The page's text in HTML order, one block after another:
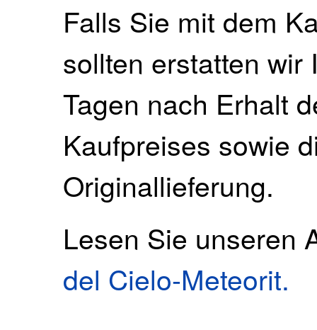
Falls Sie mit dem
sollten erstatten
Tagen nach Erhalt
Kaufpreises sowie
Originallieferung.
Lesen Sie unseren
del Cielo-Meteorit.